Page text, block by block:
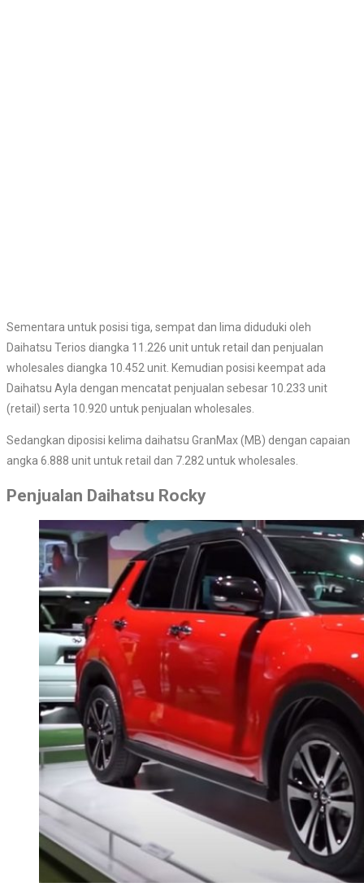
Sementara untuk posisi tiga, sempat dan lima diduduki oleh
Daihatsu Terios diangka 11.226 unit untuk retail dan penjualan
wholesales diangka 10.452 unit. Kemudian posisi keempat ada
Daihatsu Ayla dengan mencatat penjualan sebesar 10.233 unit
(retail) serta 10.920 untuk penjualan wholesales.
Sedangkan diposisi kelima daihatsu GranMax (MB) dengan capaian
angka 6.888 unit untuk retail dan 7.282 untuk wholesales.
Penjualan Daihatsu Rocky